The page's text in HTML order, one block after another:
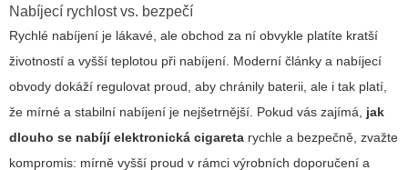
Nabíjecí rychlost vs. bezpečí
Rychlé nabíjení je lákavé, ale obchod za ní obvykle platíte kratší
životností a vyšší teplotou při nabíjení. Moderní články a nabíjecí
obvody dokáží regulovat proud, aby chránily baterii, ale i tak platí,
že mírné a stabilní nabíjení je nejšetrnější. Pokud vás zajímá, jak
dlouho se nabíjí elektronická cigareta rychle a bezpečně, zvažte
kompromis: mírně vyšší proud v rámci výrobních doporučení a